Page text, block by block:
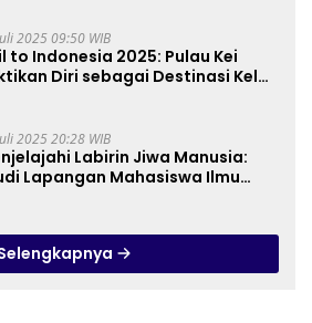
2025 09:50 WIB
to Indonesia 2025: Pulau Kei
Diri sebagai Destinasi Kelas
2025 20:28 WIB
Labirin Jiwa Manusia:
Lapangan Mahasiswa Ilmu